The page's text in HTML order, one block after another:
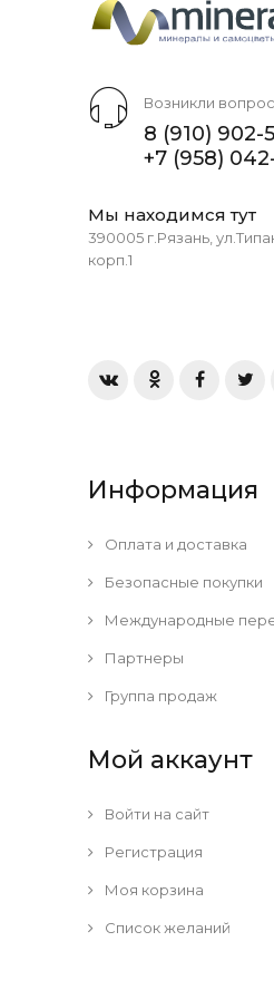
Возникли
8 (910) 902-
+7 (958)
Мы находимся тут
390005 г.Рязань,
корп.1
Информация
Оплата и доставка
Безопасные покупки
Международные
Партнеры
Группа продаж
Мой аккаунт
Войти на сайт
Регистрация
Моя корзина
Список желаний